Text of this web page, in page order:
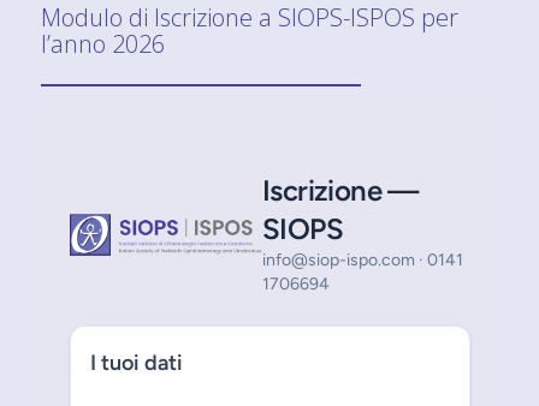
Modulo di Iscrizione a SIOPS-ISPOS per
l’anno 2026